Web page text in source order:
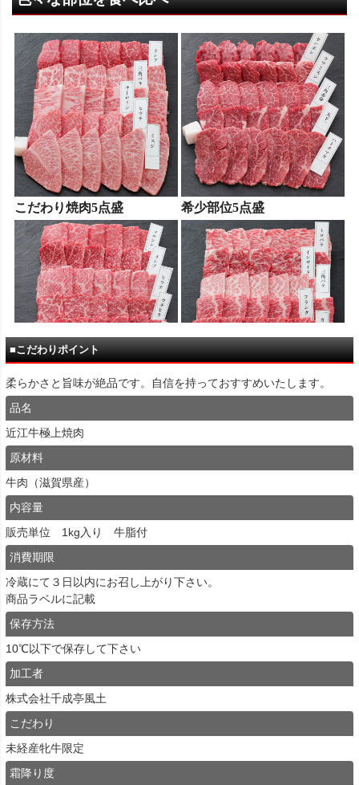
■こだわりポイント
柔らかさと旨味が絶品です。自信を持っておすすめいたします。
品名
近江牛極上焼肉
原材料
牛肉（滋賀県産）
内容量
販売単位 1kg入り 牛脂付
消費期限
冷蔵にて３日以内にお召し上がり下さい。
商品ラベルに記載
保存方法
10℃以下で保存して下さい
加工者
株式会社千成亭風土
こだわり
未経産牝牛限定
霜降り度